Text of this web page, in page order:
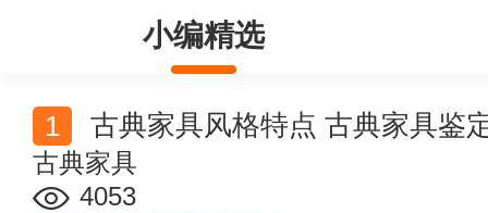
小编精选
古典家具风格特点 古典家具鉴
古典家具
4053